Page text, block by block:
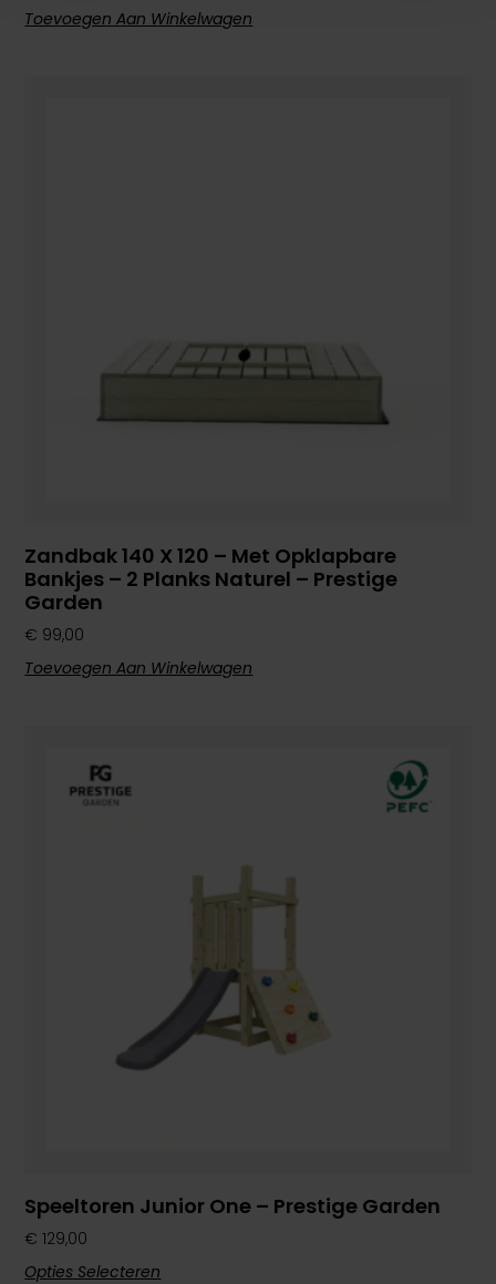
Toevoegen Aan Winkelwagen
Zandbak 140 X 120 – Met Opklapbare
Bankjes – 2 Planks Naturel – Prestige
Garden
€ 99,00
Toevoegen Aan Winkelwagen
Speeltoren Junior One – Prestige Garden
€ 129,00
Opties Selecteren